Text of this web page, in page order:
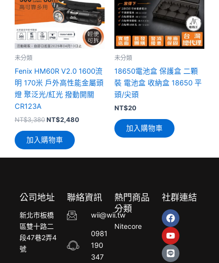
未分類
Fenix HM60R V2.0 1600流
明 170米 戶外高性能金屬頭
燈 聚泛光/紅光 撥動開關
CR123A
NT$3,380NT$2,480
加入購物車
未分類
18650電池盒 保護盒 二顆
裝 電池盒 收納盒 18650 平
頭/尖頭
NT$20
加入購物車
公司地址
新北市板橋
區雙十路二
段47巷2弄4
號
聯絡資訊
wii@wii.tw
0981
190
347
熱門商品
分類
Nitecore
社群連結
F
a
c
e
b
o
Y
o
u
t
u
b
L
i
n
e